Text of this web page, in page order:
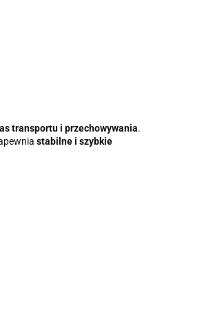
transportu i przechowywania.
stabilne i szybkie